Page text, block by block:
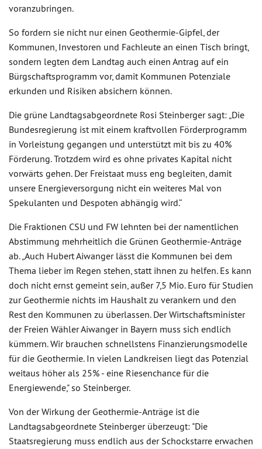
voranzubringen.
So fordern sie nicht nur einen Geothermie-Gipfel, der
Kommunen, Investoren und Fachleute an einen Tisch bringt,
sondern legten dem Landtag auch einen Antrag auf ein
Bürgschaftsprogramm vor, damit Kommunen Potenziale
erkunden und Risiken absichern können.
Die grüne Landtagsabgeordnete Rosi Steinberger sagt: „Die
Bundesregierung ist mit einem kraftvollen Förderprogramm
in Vorleistung gegangen und unterstützt mit bis zu 40%
Förderung. Trotzdem wird es ohne privates Kapital nicht
vorwärts gehen. Der Freistaat muss eng begleiten, damit
unsere Energieversorgung nicht ein weiteres Mal von
Spekulanten und Despoten abhängig wird.“
Die Fraktionen CSU und FW lehnten bei der namentlichen
Abstimmung mehrheitlich die Grünen Geothermie-Anträge
ab. „Auch Hubert Aiwanger lässt die Kommunen bei dem
Thema lieber im Regen stehen, statt ihnen zu helfen. Es kann
doch nicht ernst gemeint sein, außer 7,5 Mio. Euro für Studien
zur Geothermie nichts im Haushalt zu verankern und den
Rest den Kommunen zu überlassen. Der Wirtschaftsminister
der Freien Wähler Aiwanger in Bayern muss sich endlich
kümmern. Wir brauchen schnellstens Finanzierungsmodelle
für die Geothermie. In vielen Landkreisen liegt das Potenzial
weitaus höher als 25% - eine Riesenchance für die
Energiewende," so Steinberger.
Von der Wirkung der Geothermie-Anträge ist die
Landtagsabgeordnete Steinberger überzeugt: "Die
Staatsregierung muss endlich aus der Schockstarre erwachen